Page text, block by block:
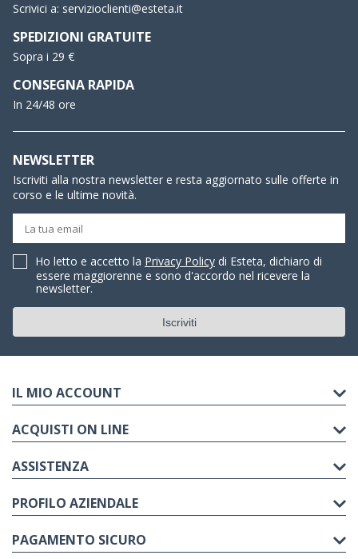
Scrivici a: servizioclienti@esteta.it
SPEDIZIONI GRATUITE
Sopra i 29 €
CONSEGNA RAPIDA
In 24/48 ore
NEWSLETTER
Iscriviti alla nostra newsletter e resta aggiornato sulle offerte in
corso e le ultime novità.
Ho letto e accetto la Privacy Policy di Esteta, dichiaro di
essere maggiorenne e sono d'accordo nel ricevere la
newsletter.
IL MIO ACCOUNT
ACQUISTI ON LINE
ASSISTENZA
PROFILO AZIENDALE
PAGAMENTO SICURO